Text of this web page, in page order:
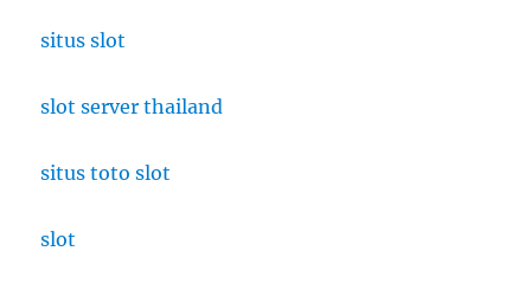
situs slot
slot server thailand
situs toto slot
slot